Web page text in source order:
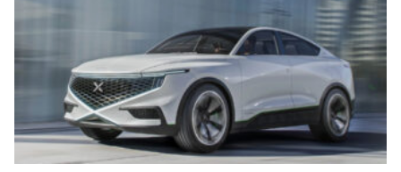
прототип кроссовера NamX с водородным двигателем.